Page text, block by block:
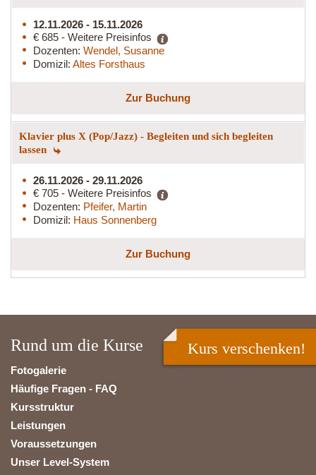
12.11.2026 - 15.11.2026
€ 685 - Weitere Preisinfos
Dozenten: Wendel, Susanne
Domizil: Altes Forsthaus
Zur Buchung
Klavier plus X (Pop/Jazz) - Begleiten und sich begleiten
lassen
26.11.2026 - 29.11.2026
€ 705 - Weitere Preisinfos
Dozenten: Pfeifer, Martin
Domizil: Haus Sonnenberg
Zur Buchung
Rund um die Kurse
Fotogalerie
Häufige Fragen - FAQ
Kursstruktur
Leistungen
Voraussetzungen
Unser Level-System
Kurs verschenken!